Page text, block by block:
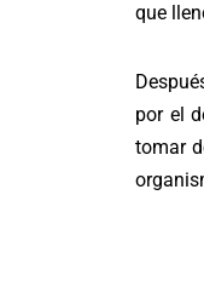
que
por el
tomar